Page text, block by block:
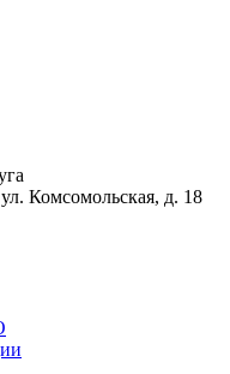
Комсомольская, д. 18